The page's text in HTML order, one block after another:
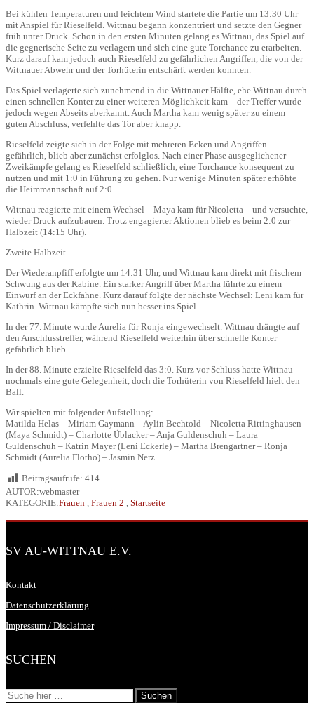
Bei kühlen Temperaturen und leichtem Wind startete die Partie um 13:30 Uhr
mit Anspiel für Rieselfeld. Wittnau begann konzentriert und setzte den Gegner
früh unter Druck. Schon in den ersten Minuten gelang es Wittnau, das Spiel auf
die gegnerische Seite zu verlagern und sich eine gute Torchance zu erarbeiten.
Kurz darauf kam jedoch auch Rieselfeld zu gefährlichen Angriffen, die von der
Wittnauer Abwehr und der Torhüterin entschärft werden konnten.
Das Spiel verlagerte sich zunehmend in die Wittnauer Hälfte, ehe Wittnau durch
einen schnellen Konter zu einer weiteren Möglichkeit kam – der Treffer wurde
jedoch wegen Abseits aberkannt. Auch Martha kam wenig später zu einem
guten Abschluss, verfehlte das Tor aber knapp.
Rieselfeld zeigte sich in der Folge mit mehreren Ecken und Angriffen
gefährlich, blieb aber zunächst erfolglos. Nach einer Phase ausgeglichener
Zweikämpfe gelang es Rieselfeld schließlich, eine Torchance konsequent zu
nutzen und mit 1:0 in Führung zu gehen. Nur wenige Minuten später erhöhte
die Heimmannschaft auf 2:0.
Wittnau reagierte mit einem Wechsel – Maya kam für Nicoletta – und versuchte,
wieder Druck aufzubauen. Trotz engagierter Aktionen blieb es beim 2:0 zur
Halbzeit (14:15 Uhr).
Zweite Halbzeit
Der Wiederanpfiff erfolgte um 14:31 Uhr, und Wittnau kam direkt mit frischem
Schwung aus der Kabine. Ein starker Angriff über Martha führte zu einem
Einwurf an der Eckfahne. Kurz darauf folgte der nächste Wechsel: Leni kam für
Kathrin. Wittnau kämpfte sich nun besser ins Spiel.
In der 77. Minute wurde Aurelia für Ronja eingewechselt. Wittnau drängte auf
den Anschlusstreffer, während Rieselfeld weiterhin über schnelle Konter
gefährlich blieb.
In der 88. Minute erzielte Rieselfeld das 3:0. Kurz vor Schluss hatte Wittnau
nochmals eine gute Gelegenheit, doch die Torhüterin von Rieselfeld hielt den
Ball.
Wir spielten mit folgender Aufstellung:
Matilda Helas – Miriam Gaymann – Aylin Bechtold – Nicoletta Rittinghausen
(Maya Schmidt) – Charlotte Üblacker – Anja Guldenschuh – Laura
Guldenschuh – Katrin Mayer (Leni Eckerle) – Martha Brengartner – Ronja
Schmidt (Aurelia Flotho) – Jasmin Nerz
Beitragsaufrufe: 414
AUTOR:webmaster
KATEGORIE:Frauen , Frauen 2 , Startseite
SV AU-WITTNAU E.V.
Kontakt
Datenschutzerklärung
Impressum / Disclaimer
SUCHEN